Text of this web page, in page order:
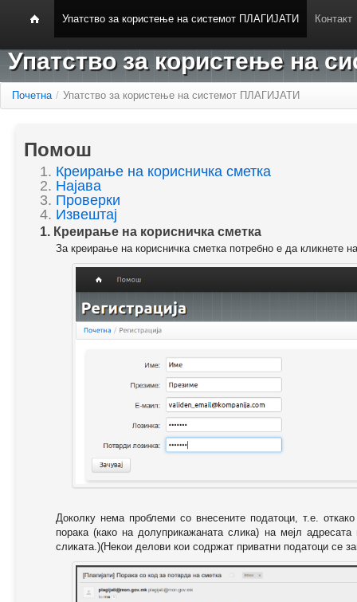
Упатство за користење на системот ПЛАГИЈАТИ Контакт
Упатство за користење на
Почетна / Упатство за користење на системот ПЛАГИЈАТИ
Помош
1. Креирање на корисничка сметка
2. Најава
3. Проверки
4. Извештај
1. Креирање на корисничка сметка
За креирање на корисничка сметка потребно е да кликнете
Доколку нема проблеми со внесените податоци, т.е.
порака (како на долуприкажаната слика) на мејл
сликата.)(Некои делови кои содржат приватни податоци се